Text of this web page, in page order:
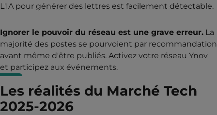
L'IA pour générer des lettres est facilement détectable.
Ignorer le pouvoir du réseau est une grave erreur. La
majorité des postes se pourvoient par recommandation
avant même d'être publiés. Activez votre réseau Ynov
et participez aux événements.
Les réalités du Marché Tech
2025-2026